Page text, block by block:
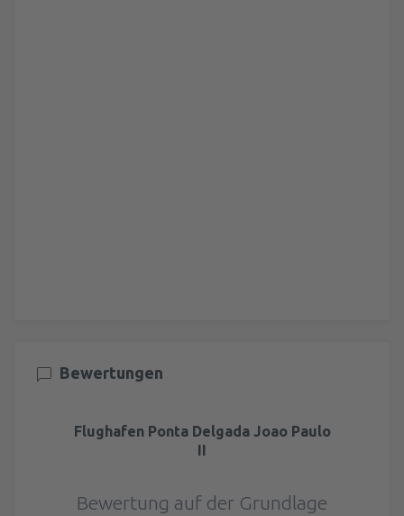
Bewertungen
Flughafen Ponta Delgada Joao Paulo
II
Bewertung auf der Grundlage